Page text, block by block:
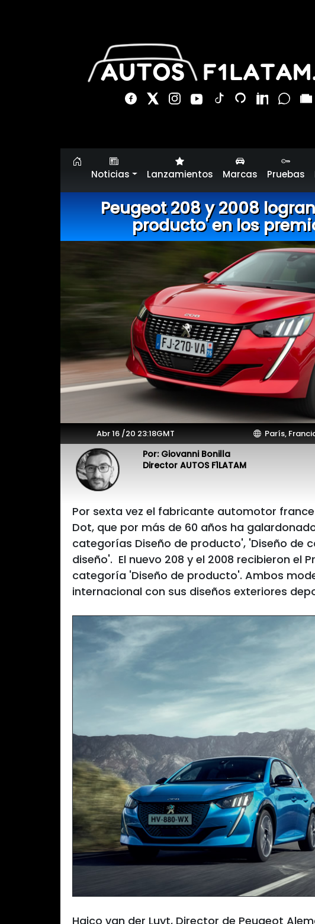
Noticias Lanzamientos Marcas Pruebas
Peugeot 208 y 2008
producto' en los
Abr 16 /20 23:18GMT París,
Por: Giovanni Bonilla
Director AUTOS F1LATAM
Por sexta vez el fabricante automotor
Dot, que por más de 60 años ha
categorías Diseño de producto', 'Diseño de
diseño'. El nuevo 208 y el 2008 recibieron el
categoría 'Diseño de producto'. Ambos
internacional con sus diseños exteriores
Haico van der Luyt, Director de Peugeot